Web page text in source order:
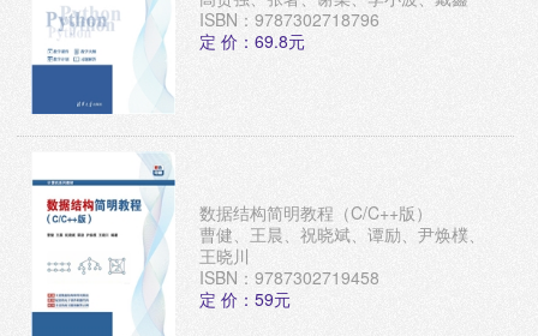
ISBN：9787302718796
定 价：69.8元
数据结构简明教程（C/C++版）
曹健、王晨、祝晓斌、谭励、尹焕樸、
王晓川
ISBN：9787302719458
定 价：59元